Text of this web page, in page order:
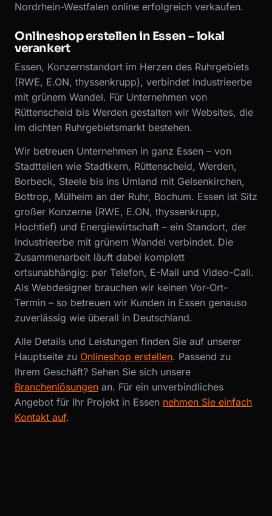
Nordrhein-Westfalen online erfolgreich verkaufen.
Onlineshop erstellen in Essen – lokal
verankert
Essen, Konzernstandort im Herzen des Ruhrgebiets
(RWE, E.ON, thyssenkrupp), verbindet Industrieerbe
mit grünem Wandel. Für Unternehmen von
Rüttenscheid bis Werden gestalten wir Websites, die
im dichten Ruhrgebietsmarkt bestehen.
Wir betreuen Unternehmen in ganz Essen – von
Stadtteilen wie Stadtkern, Rüttenscheid, Werden,
Borbeck, Steele bis ins Umland mit Gelsenkirchen,
Bottrop, Mülheim an der Ruhr, Bochum. Essen ist Sitz
großer Konzerne (RWE, E.ON, thyssenkrupp,
Hochtief) und Energiewirtschaft – ein Standort, der
Industrieerbe mit grünem Wandel verbindet. Die
Zusammenarbeit läuft dabei komplett
ortsunabhängig: per Telefon, E-Mail und Video-Call.
Als Webdesigner brauchen wir keinen Vor-Ort-
Termin – so betreuen wir Kunden in Essen genauso
zuverlässig wie überall in Deutschland.
Alle Details und Leistungen finden Sie auf unserer
Hauptseite zu Onlineshop erstellen. Passend zu
Ihrem Geschäft? Sehen Sie sich unsere
Branchenlösungen an. Für ein unverbindliches
Angebot für Ihr Projekt in Essen nehmen Sie einfach
Kontakt auf.